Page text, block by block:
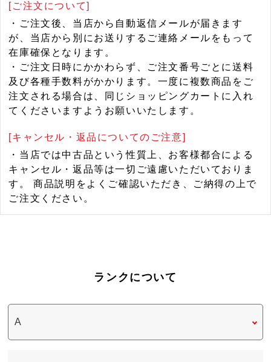
[ご注文について]
・ご注文後、当店から自動返信メールが届きます
が、当店から別にお送りするご連絡メールをもって
在庫確保となります。
・ご注文日時にかかわらず、ご注文番号ごとに送料
及び各種手数料がかかります。一度に複数商品をご
注文される場合は、同じショッピングカートに入れ
てくださいますようお願いいたします。
[キャンセル・返品についてのご注意]
・当店では中古品という性質上、お客様都合による
キャンセル・返品等は一切ご遠慮いただいておりま
す。 商品説明をよくご確認いただき、ご納得の上で
ご注文ください。
ランクについて